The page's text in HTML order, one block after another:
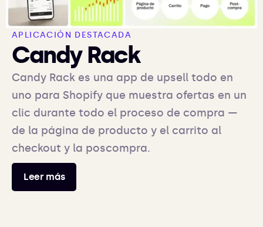
APLICACIÓN DESTACADA
Candy Rack
Candy Rack es una app de upsell todo en
uno para Shopify que muestra ofertas en un
clic durante todo el proceso de compra —
de la página de producto y el carrito al
checkout y la poscompra.
Leer más